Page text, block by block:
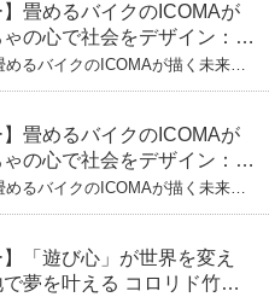
】畳めるバイクのICOMAが
の心で社会をデザイン：株
表取締役・生駒崇光
会を変える、「トイボック
めるバイクのICOMAが描く未来
デザイン：株式会社ICOMAの代表
ザインメソッド
】畳めるバイクのICOMAが
の心で社会をデザイン：株
表取締役・生駒崇光
せられたデザイナーの軌
めるバイクのICOMAが描く未来
デザイン：株式会社ICOMAの代表
】「遊び心」が世界を変え
夢を叶える コロリド竹内